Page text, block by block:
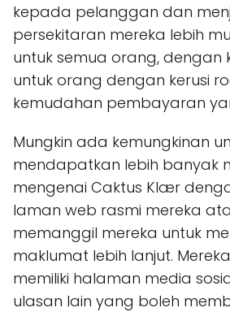
kepada pelanggan dan
persekitaran mereka lebih
untuk semua orang, dengan
untuk orang dengan kerusi
kemudahan pembayaran
Mungkin ada kemungkinan
mendapatkan lebih banyak
mengenai Caktus Klær
laman web rasmi mereka
memanggil mereka untuk
maklumat lebih lanjut.
memiliki halaman media
ulasan lain yang boleh